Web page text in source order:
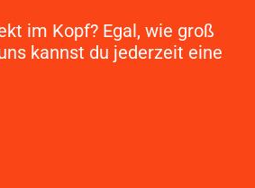
im Kopf? Egal, wie groß
kannst du jederzeit eine